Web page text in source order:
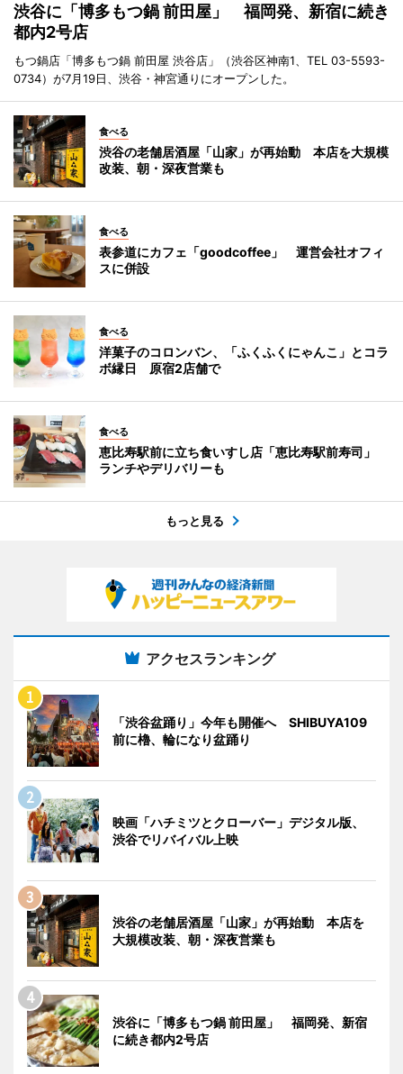
渋谷に「博多もつ鍋 前田屋」 福岡発、新宿に続き
都内2号店
もつ鍋店「博多もつ鍋 前田屋 渋谷店」（渋谷区神南1、TEL 03-5593-
0734）が7月19日、渋谷・神宮通りにオープンした。
食べる
渋谷の老舗居酒屋「山家」が再始動 本店を大規模
改装、朝・深夜営業も
食べる
表参道にカフェ「goodcoffee」 運営会社オフィ
スに併設
食べる
洋菓子のコロンバン、「ふくふくにゃんこ」とコラ
ボ縁日 原宿2店舗で
食べる
恵比寿駅前に立ち食いすし店「恵比寿駅前寿司」
ランチやデリバリーも
もっと見る
アクセスランキング
「渋谷盆踊り」今年も開催へ SHIBUYA109
前に櫓、輪になり盆踊り
映画「ハチミツとクローバー」デジタル版、
渋谷でリバイバル上映
渋谷の老舗居酒屋「山家」が再始動 本店を
大規模改装、朝・深夜営業も
渋谷に「博多もつ鍋 前田屋」 福岡発、新宿
に続き都内2号店